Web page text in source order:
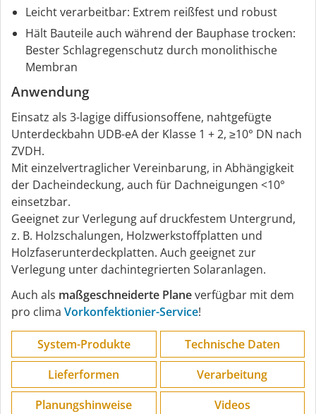
Leicht verarbeitbar: Extrem reißfest und robust
Hält Bauteile auch während der Bauphase trocken:
Bester Schlagregenschutz durch monolithische
Membran
Anwendung
Einsatz als 3-lagige diffusionsoffene, nahtgefügte
Unterdeckbahn UDB-eA der Klasse 1 + 2, ≥10° DN nach
ZVDH.
Mit einzelvertraglicher Vereinbarung, in Abhängigkeit
der Dacheindeckung, auch für Dachneigungen <10°
einsetzbar.
Geeignet zur Verlegung auf druckfestem Untergrund,
z. B. Holzschalungen, Holzwerkstoffplatten und
Holzfaserunterdeckplatten. Auch geeignet zur
Verlegung unter dachintegrierten Solaranlagen.
Auch als maßgeschneiderte Planeverfügbar mit dem
pro clima Vorkonfektionier-Service!
System-Produkte
Technische Daten
Lieferformen
Verarbeitung
Planungs­hinweise
Videos